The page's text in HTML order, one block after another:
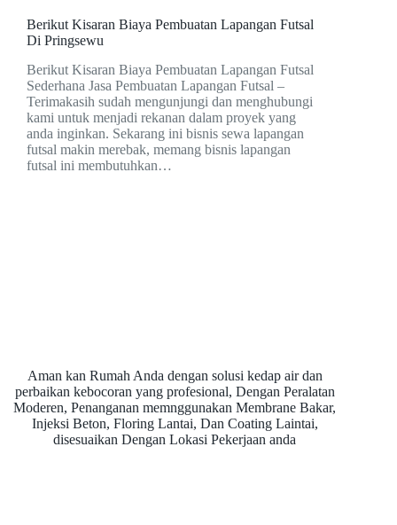
Berikut Kisaran Biaya Pembuatan Lapangan Futsal
Di Pringsewu
Berikut Kisaran Biaya Pembuatan Lapangan Futsal
Sederhana Jasa Pembuatan Lapangan Futsal –
Terimakasih sudah mengunjungi dan menghubungi
kami untuk menjadi rekanan dalam proyek yang
anda inginkan. Sekarang ini bisnis sewa lapangan
futsal makin merebak, memang bisnis lapangan
futsal ini membutuhkan…
Aman kan Rumah Anda dengan solusi kedap air dan
perbaikan kebocoran yang profesional, Dengan Peralatan
Moderen, Penanganan memnggunakan Membrane Bakar,
Injeksi Beton, Floring Lantai, Dan Coating Laintai,
disesuaikan Dengan Lokasi Pekerjaan anda